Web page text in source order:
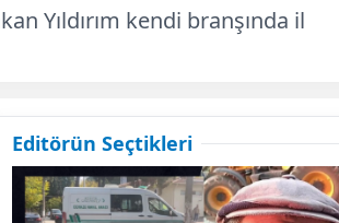
Yıldırım kendi branşında il
Editörün Seçtikleri